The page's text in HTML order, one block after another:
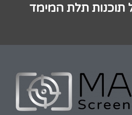
תוכנות תלת המימד